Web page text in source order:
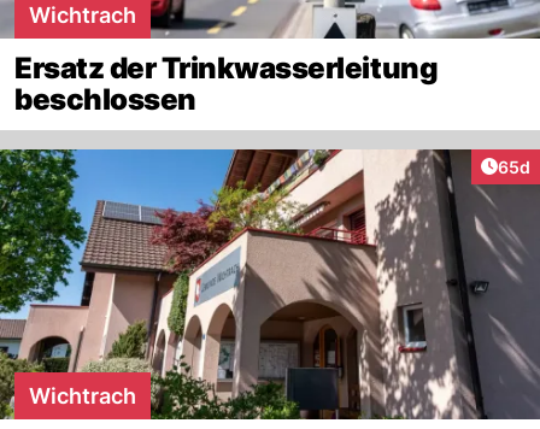
Wichtrach
Ersatz der Trinkwasserleitung
beschlossen
65d
Wichtrach